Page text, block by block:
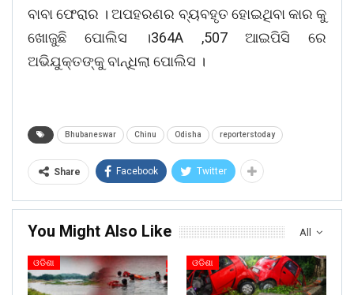
ବାବା ଫେରାର । ଅପହରଣର ବ୍ୟବହୃତ ହୋଇଥିବା କାର କୁ
ଖୋଜୁଛି ପୋଲିସ ।364A ,507 ଆଇପିସି ରେ
ଅଭିଯୁକ୍ତଙ୍କୁ ବାନ୍ଧିଲା ପୋଲିସ ।
Bhubaneswar Chinu Odisha reporterstoday
Share Facebook Twitter
All
You Might Also Like
ଓଡିଶା ଓଡିଶା